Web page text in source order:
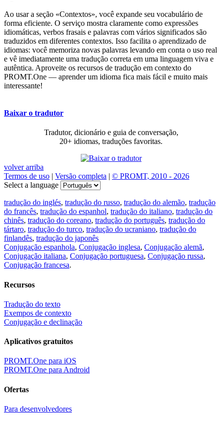
Ao usar a seção «Contextos», você expande seu vocabulário de
forma eficiente. O serviço mostra claramente como expressões
idiomáticas, verbos frasais e palavras com vários significados são
traduzidos em diferentes contextos. Isso facilita o aprendizado de
idiomas: você memoriza novas palavras levando em conta o uso real
e vê imediatamente uma tradução correta em uma linguagem viva e
autêntica. Aproveite os recursos de tradução em contexto do
PROMT.One — aprender um idioma fica mais fácil e muito mais
interessante!
Baixar o tradutor
Tradutor, dicionário e guia de conversação,
20+ idiomas, traduções favoritas.
volver arriba
Termos de uso | Versão completa | © PROMT, 2010 - 2026
Select a language
tradução do inglés, tradução do russo, tradução do alemão, tradução
do francês, tradução do espanhol, tradução do italiano, tradução do
chinês, tradução do coreano, tradução do português, tradução do
tártaro, tradução do turco, tradução do ucraniano, tradução do
finlandês, tradução do japonês
Conjugação espanhola, Conjugação inglesa, Conjugação alemã,
Conjugação italiana, Conjugação portuguesa, Conjugação russa,
Conjugação francesa.
Recursos
Tradução do texto
Exempos de contexto
Conjugação e declinação
Aplicativos gratuitos
PROMT.One para iOS
PROMT.One para Android
Ofertas
Para desenvolvedores